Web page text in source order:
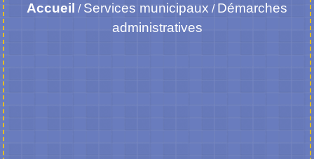
Accueil / Services municipaux / Démarches
administratives